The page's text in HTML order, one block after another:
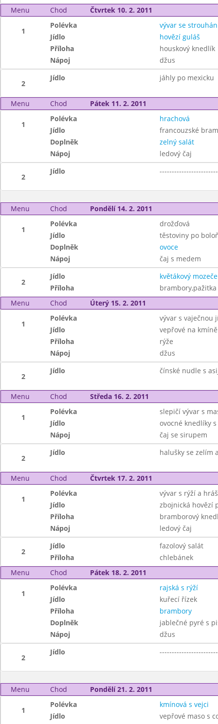
Menu
Chod Čtvrtek 10. 2. 2011
1
Polévka
vývar se
Jídlo
hovězí guláš
Příloha
houskový knedlík
Nápoj
džus
2
Jídlo jáhly po mexicku
Menu Chod Pátek 11. 2. 2011
1
Polévka
hrachová
Jídlo
francouzské
Doplněk
zelný salát
Nápoj
ledový čaj
2
Jídlo
Menu Chod Pondělí 14. 2. 2011
1
Polévka
drožďová
Jídlo
těstoviny po
Doplněk
ovoce
Nápoj
čaj s medem
2
Jídlo
květákový
Příloha
brambory,pažitka
Menu
Chod Úterý 15. 2. 2011
1
Polévka
vývar s vaječnou
Jídlo
vepřové na kmíně
Příloha
rýže
Nápoj
džus
2
Jídlo čínské nudle s
Menu Chod Středa 16. 2. 2011
1
Polévka
slepičí vývar s
Jídlo
ovocné knedlíky
Nápoj
čaj se sirupem
2
Jídlo halušky se zelím
Menu Chod Čtvrtek 17. 2. 2011
1
Polévka
vývar s rýží a
Jídlo
zbojnická hovězí
Příloha
bramborový
Nápoj
ledový čaj
2
Jídlo
fazolový salát
Příloha
chlebánek
Menu
Chod Pátek 18. 2. 2011
1
Polévka
rajská s rýží
Jídlo
kuřecí řízek
Příloha
brambory
Doplněk
jablečné pyré s
Nápoj
džus
2
Jídlo
Menu Chod Pondělí 21. 2. 2011
1
Polévka
kmínová s vejci
Jídlo
vepřové maso s